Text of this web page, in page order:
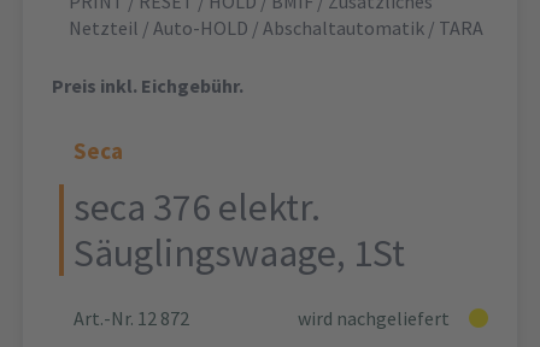
Netzteil / Auto-HOLD / Abschaltautomatik / TARA
Preis inkl. Eichgebühr.
Seca
seca 376 elektr.
Säuglingswaage, 1St
Art.-Nr. 12 872 wird nachgeliefert